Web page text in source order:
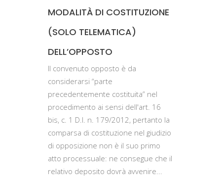
MODALITÀ DI COSTITUZIONE
(SOLO TELEMATICA)
DELL’OPPOSTO
Il convenuto opposto è da
considerarsi “parte
precedentemente costituita” nel
procedimento ai sensi dell'art. 16
bis, c. 1 D.l. n. 179/2012, pertanto la
comparsa di costituzione nel giudizio
di opposizione non è il suo primo
atto processuale: ne consegue che il
relativo deposito dovrà avvenire...